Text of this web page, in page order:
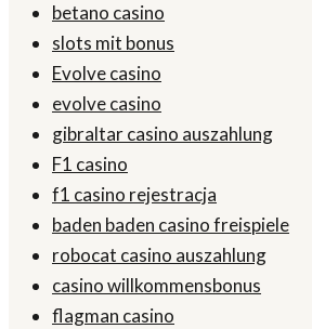
betano casino
slots mit bonus
Evolve casino
evolve casino
gibraltar casino auszahlung
F1 casino
f1 casino rejestracja
baden baden casino freispiele
robocat casino auszahlung
casino willkommensbonus
flagman casino